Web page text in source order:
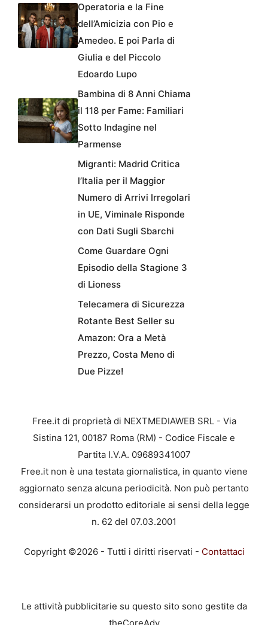
Operatoria e la Fine
dell’Amicizia con Pio e
Amedeo. E poi Parla di
Giulia e del Piccolo
Edoardo Lupo
Bambina di 8 Anni Chiama
il 118 per Fame: Familiari
Sotto Indagine nel
Parmense
Migranti: Madrid Critica
l’Italia per il Maggior
Numero di Arrivi Irregolari
in UE, Viminale Risponde
con Dati Sugli Sbarchi
Come Guardare Ogni
Episodio della Stagione 3
di Lioness
Telecamera di Sicurezza
Rotante Best Seller su
Amazon: Ora a Metà
Prezzo, Costa Meno di
Due Pizze!
Free.it di proprietà di NEXTMEDIAWEB SRL - Via
Sistina 121, 00187 Roma (RM) - Codice Fiscale e
Partita I.V.A. 09689341007
Free.it non è una testata giornalistica, in quanto viene
aggiornato senza alcuna periodicità. Non può pertanto
considerarsi un prodotto editoriale ai sensi della legge
n. 62 del 07.03.2001
Copyright ©2026 - Tutti i diritti riservati - Contattaci
Le attività pubblicitarie su questo sito sono gestite da